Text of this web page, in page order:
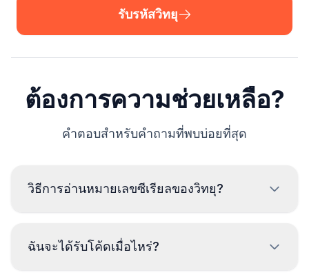
รับรหัสวิทยุ
ต้องการความช่วยเหลือ?
คำตอบสำหรับคำถามที่พบบ่อยที่สุด
วิธีการอ่านหมายเลขซีเรียลของวิทยุ?
และอ่านรหัสจากป้ายบนตัวเครื่องวิทยุ โดยปกติหมายเลข
ฉันจะได้รับโค้ดเมื่อไหร่?